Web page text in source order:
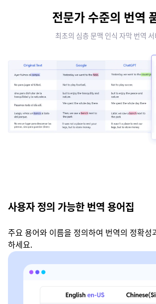
전문가 수준의 번역
최초의 심층 문맥 인식 자막 번역 서
사용자 정의 가능한 번역 용어집
주요 용어와 이름을 정의하여 번역의 정확성
하세요.